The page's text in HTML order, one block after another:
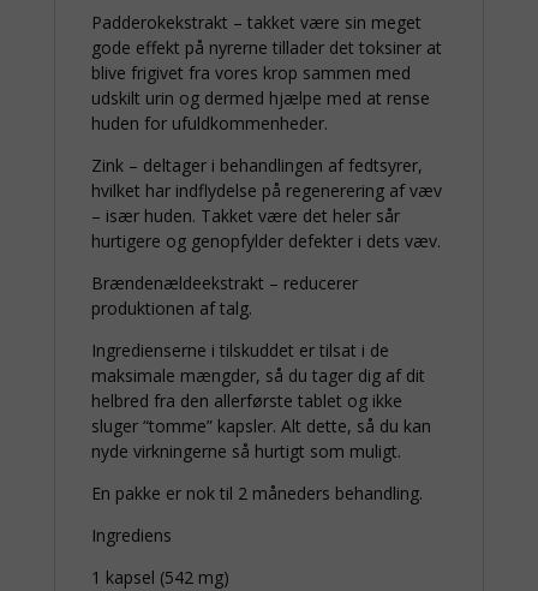
Padderokekstrakt – takket være sin meget
gode effekt på nyrerne tillader det toksiner at
blive frigivet fra vores krop sammen med
udskilt urin og dermed hjælpe med at rense
huden for ufuldkommenheder.
Zink – deltager i behandlingen af fedtsyrer,
hvilket har indflydelse på regenerering af væv
– især huden. Takket være det heler sår
hurtigere og genopfylder defekter i dets væv.
Brændenældeekstrakt – reducerer
produktionen af talg.
Ingredienserne i tilskuddet er tilsat i de
maksimale mængder, så du tager dig af dit
helbred fra den allerførste tablet og ikke
sluger “tomme” kapsler. Alt dette, så du kan
nyde virkningerne så hurtigt som muligt.
En pakke er nok til 2 måneders behandling.
Ingrediens
1 kapsel (542 mg)